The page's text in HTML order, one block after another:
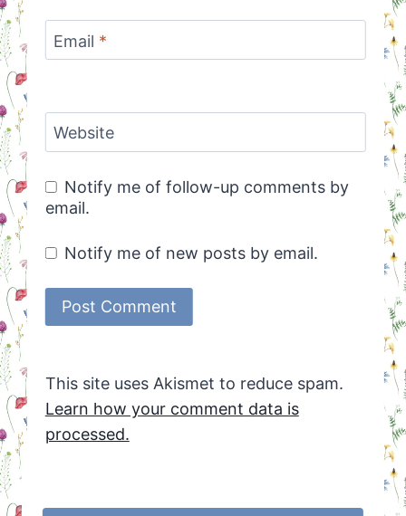
Email *
Website
Notify me of follow-up comments by
email.
Notify me of new posts by email.
This site uses Akismet to reduce spam.
Learn how your comment data is
processed.